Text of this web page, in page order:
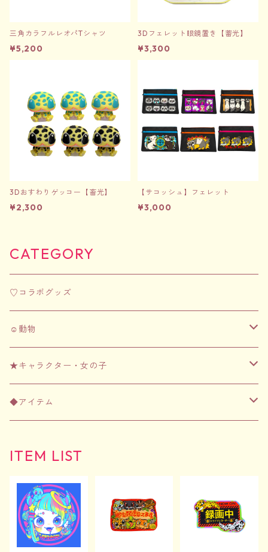
三角カラフルレオパTシャツ
¥5,200
3Dフェレット眼鏡置き【蓄光】
¥3,300
3Dおすわりゲッコー【畜光】
¥2,300
【サコッシュ】フェレット
¥3,000
CATEGORY
♡コラボグッズ
☺︎動物
☺︎フェレット
アパレル
アクリルグッズ
3Dプリンターグッズ
☺︎齧歯類（ハムスター・チンチラなど）
日用品
アクリルグッズ
文房具
日用品
★キャラクター・女の子
★ちむずモンスター
日用品
アクリルグッズ
文房具
日用品
◆アイテム
バッグ
その他
文房具
ポストカード&ステッカーセット
マグネット
日用品
アクリルグッズ
ITEM LIST